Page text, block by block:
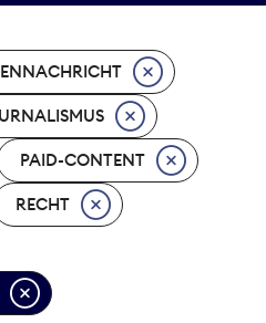
Award
Print
PAID-CONTENT
RECHT